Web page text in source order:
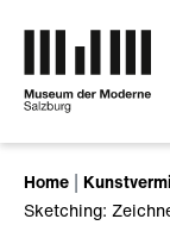
Home
Sketching: